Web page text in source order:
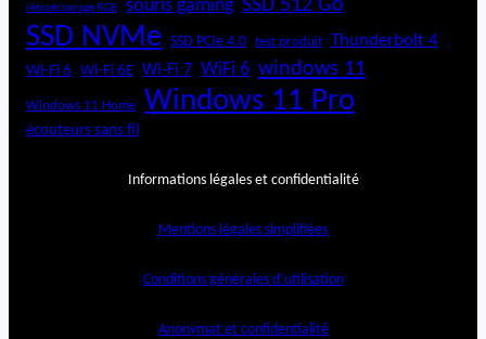
rétroéclairage RGB souris gaming SSD 512 Go
SSD NVMe SSD PCIe 4.0 test produit Thunderbolt 4
Wi-Fi 6 Wi-Fi 6E Wi-Fi 7 WiFi 6 windows 11
Windows 11 Home Windows 11 Pro
écouteurs sans fil
Informations légales et confidentialité
Mentions légales simplifiées
Conditions générales d’utilisation
Anonymat et confidentialité